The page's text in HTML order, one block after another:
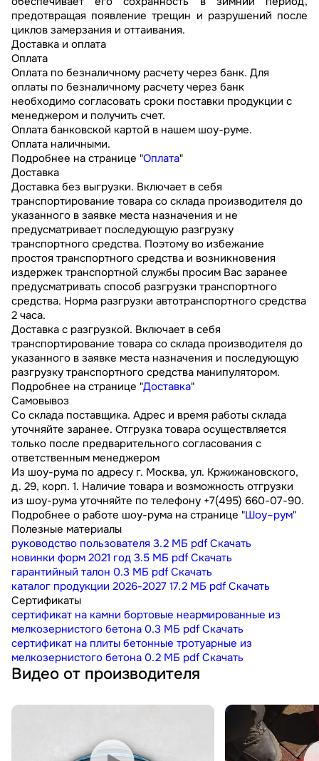
предотвращая появление трещин и разрушений после
циклов замерзания и оттаивания.
Доставка и оплата
Оплата
Оплата по безналичному расчету через банк. Для
оплаты по безналичному расчету через банк
необходимо согласовать сроки поставки продукции с
менеджером и получить счет.
Оплата банковской картой в нашем шоу-руме.
Оплата наличными.
Подробнее на странице "Оплата"
Доставка
Доставка без выгрузки. Включает в себя
транспортирование товара со склада производителя до
указанного в заявке места назначения и не
предусматривает последующую разгрузку
транспортного средства. Поэтому во избежание
простоя транспортного средства и возникновения
издержек транспортной службы просим Вас заранее
предусматривать способ разгрузки транспортного
средства. Норма разгрузки автотранспортного средства
2 часа.
Доставка с разгрузкой. Включает в себя
транспортирование товара со склада производителя до
указанного в заявке места назначения и последующую
разгрузку транспортного средства манипулятором.
Подробнее на странице "Доставка"
Самовывоз
Со склада поставщика. Адрес и время работы склада
уточняйте заранее. Отгрузка товара осуществляется
только после предварительного согласования с
ответственным менеджером
Из шоу-рума по адресу г. Москва, ул. Кржижановского,
д. 29, корп. 1. Наличие товара и возможность отгрузки
из шоу-рума уточняйте по телефону +7(495) 660-07-90.
Подробнее о работе шоу-рума на странице "Шоу–рум"
Полезные материалы
руководство пользователя 3.2 МБ pdf Скачать
новинки форм 2021 год 3.5 МБ pdf Скачать
гарантийный талон 0.3 МБ pdf Скачать
каталог продукции 2026-2027 17.2 МБ pdf Скачать
Сертификаты
сертификат на камни бортовые неармированные из
мелкозернистого бетона 0.3 МБ pdf Скачать
сертификат на плиты бетонные тротуарные из
мелкозернистого бетона 0.2 МБ pdf Скачать
Видео от производителя